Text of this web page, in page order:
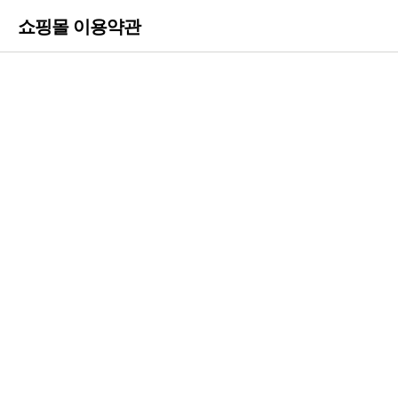
쇼핑몰 이용약관